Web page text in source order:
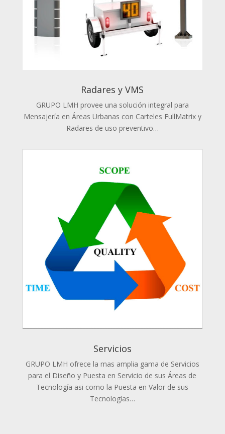
Radares y VMS
GRUPO LMH provee una solución integral para
Mensajería en Áreas Urbanas con Carteles FullMatrix y
Radares de uso preventivo…
Servicios
GRUPO LMH ofrece la mas amplia gama de Servicios
para el Diseño y Puesta en Servicio de sus Áreas de
Tecnología asi como la Puesta en Valor de sus
Tecnologías…